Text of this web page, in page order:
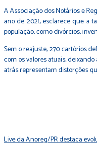
A Associação dos Notários e
ano de 2021, esclarece que a
população, como divórcios,
Sem o reajuste, 270 cartórios
com os valores atuais,
atrás representam distorções
Live da Anoreg/PR destaca